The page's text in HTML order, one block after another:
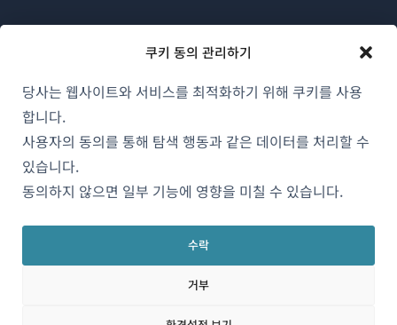
쿠키 동의 관리하기
당사는 웹사이트와 서비스를 최적화하기 위해 쿠키를 사용
합니다.
사용자의 동의를 통해 탐색 행동과 같은 데이터를 처리할 수
있습니다.
동의하지 않으면 일부 기능에 영향을 미칠 수 있습니다.
수락
거부
OnTheGoSystems Limited
한국어
WPML 소개
GDPR 및 개인정보 처리방침
창
열
(새
창
서
(새
창
에
서
열
(새
창
서